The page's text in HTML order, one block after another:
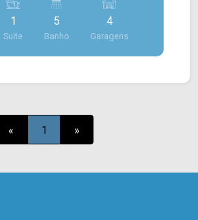
sendo 03 sociais e 01 lavabo; >
Americana,
uma área com diversos
de vendas e agende a sua
e Telefone Arbix: (19) 3475-
1
Suite
5
Banho
4
Garagens
« 1 »